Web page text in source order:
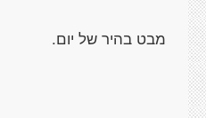
מבט בהיר של יום.